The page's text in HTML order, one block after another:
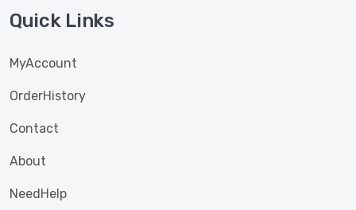
Quick Links
MyAccount
OrderHistory
Contact
About
NeedHelp